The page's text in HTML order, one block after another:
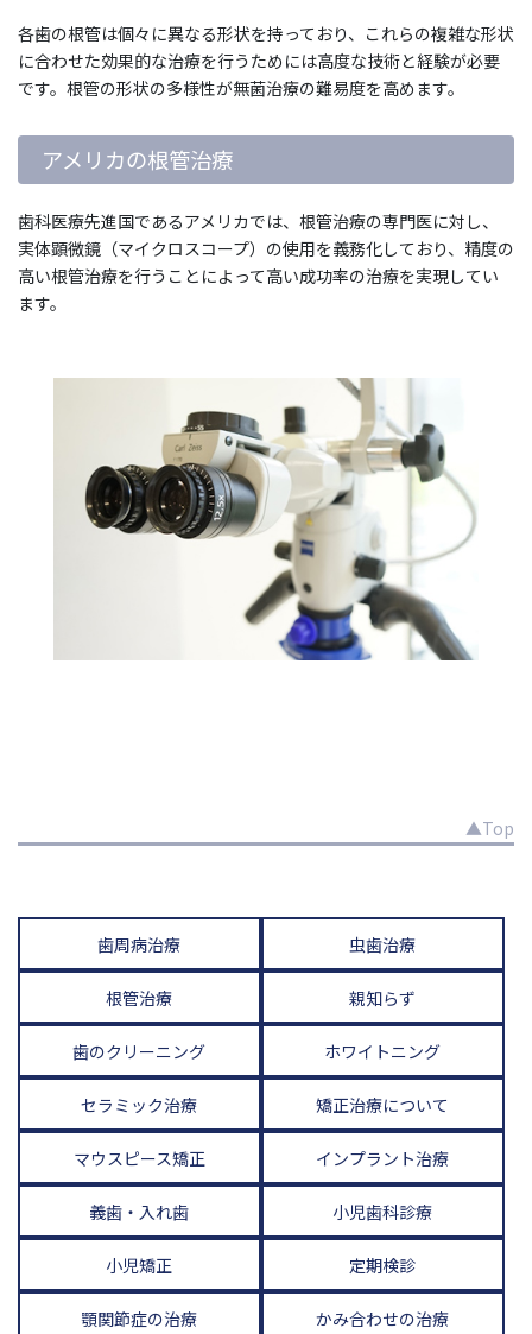
各歯の根管は個々に異なる形状を持っており、これらの複雑な形状
に合わせた効果的な治療を行うためには高度な技術と経験が必要
です。根管の形状の多様性が無菌治療の難易度を高めます。
アメリカの根管治療
歯科医療先進国であるアメリカでは、根管治療の専門医に対し、
実体顕微鏡（マイクロスコープ）の使用を義務化しており、精度の
高い根管治療を行うことによって高い成功率の治療を実現してい
ます。
▲Top
歯周病治療 虫歯治療
根管治療 親知らず
歯のクリーニング ホワイトニング
セラミック治療 矯正治療について
マウスピース矯正 インプラント治療
義歯・入れ歯 小児歯科診療
小児矯正 定期検診
顎関節症の治療 かみ合わせの治療